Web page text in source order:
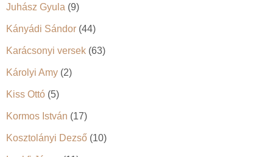
Juhász Gyula (9)
Kányádi Sándor (44)
Karácsonyi versek (63)
Károlyi Amy (2)
Kiss Ottó (5)
Kormos István (17)
Kosztolányi Dezső (10)